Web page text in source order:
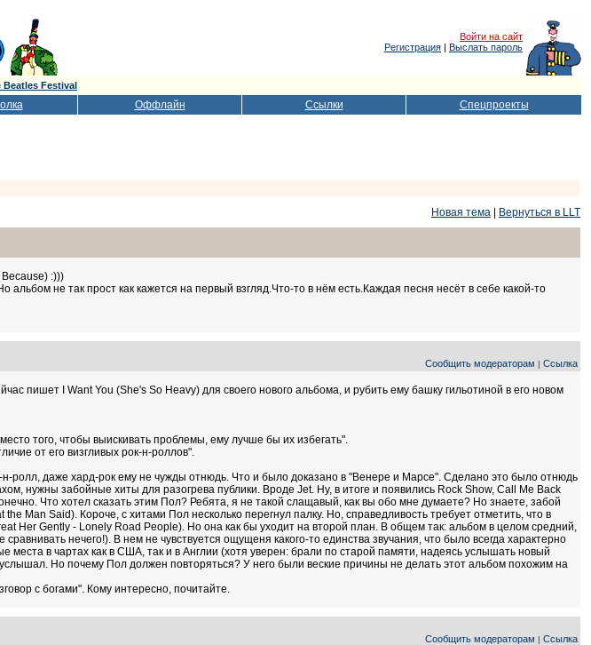
Войти на сайт
Регистрация | Выслать пароль
Beatles Festival
Оффлайн Ссылки Спецпроекты
Новая тема
Вернуться в LLT
:)))
не так прост как кажется на первый взгляд.Что-то в нём есть.Каждая песня несёт в себе какой-то
Сообщить модераторам | Ссылка
пишет I Want You (She's So Heavy) для своего нового альбома, и рубить ему башку гильотиной в его новом
того, чтобы выискивать проблемы, ему лучше бы их избегать".
от его визгливых рок-н-роллов".
н-ролл, даже хард-рок ему не чужды отнюдь. Что и было доказано в "Венере и Марсе". Сделано это было отнюдь
нужны забойные хиты для разогрева публики. Вроде Jet. Ну, в итоге и появились Rock Show, Call Me Back
Что хотел сказать этим Пол? Ребята, я не такой слащавый, как вы обо мне думаете? Но знаете, забой
Man Said). Короче, с хитами Пол несколько перегнул палку. Но, справедливость требует отметить, что в
Her Gently - Lonely Road People). Но она как бы уходит на второй план. В общем так: альбом в целом средний,
нечего!). В нем не чувствуется ощущеня какого-то единства звучания, что было всегда характерно
в чартах как в США, так и в Англии (хотя уверен: брали по старой памяти, надеясь услышать новый
Но почему Пол должен повторяться? У него были веские причины не делать этот альбом похожим на
с богами". Кому интересно, почитайте.
Сообщить модераторам | Ссылка